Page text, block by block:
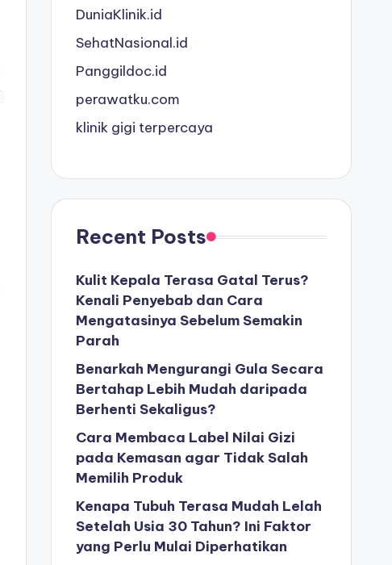
DuniaKlinik.id
SehatNasional.id
Panggildoc.id
perawatku.com
klinik gigi terpercaya
Recent Posts
Kulit Kepala Terasa Gatal Terus?
Kenali Penyebab dan Cara
Mengatasinya Sebelum Semakin
Parah
Benarkah Mengurangi Gula Secara
Bertahap Lebih Mudah daripada
Berhenti Sekaligus?
Cara Membaca Label Nilai Gizi
pada Kemasan agar Tidak Salah
Memilih Produk
Kenapa Tubuh Terasa Mudah Lelah
Setelah Usia 30 Tahun? Ini Faktor
yang Perlu Mulai Diperhatikan